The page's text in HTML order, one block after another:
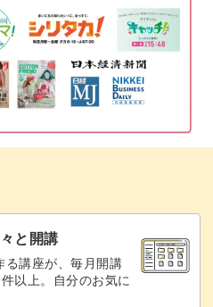
25:46
と開講
る講座が、毎月開講
以上。自分のお気に